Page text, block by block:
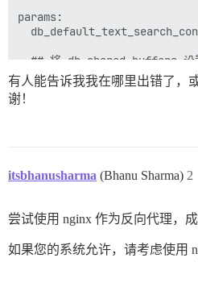
params:
## 将 db_shared_buffers 设
## 将根据检测到的 RAM 由
  db_shared_buffers: "128MB"
  #version: tests-passed
  LANG: en_US.UTF-8
有人能告诉我我在哪里出错了，
谢！
itsbhanusharma (Bhanu Sharma) 2
尝试使用 nginx 作为反向代理，
如果您的系统允许，请考虑使用